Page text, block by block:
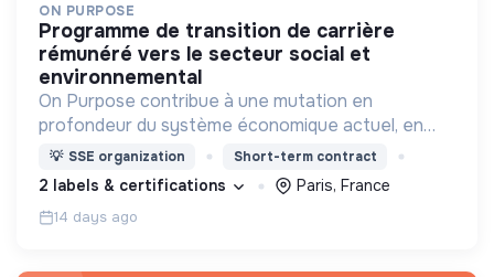
ON PURPOSE
programme de transition de carrière
rémunéré vers le secteur social et
environnemental
On Purpose contribue à une mutation en
profondeur du système économique actuel, en
accompagnant les leaders de demain dans leur
transformation professionnelle et personnelle.
💡 SSE organization Short-term contract
2 labels & certifications Paris, France
14 days ago